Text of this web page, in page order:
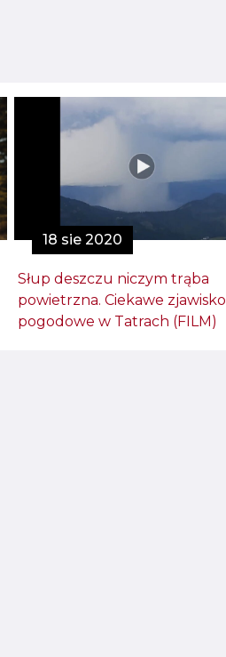
18 sie 2020
Słup deszczu niczym trąba
powietrzna. Ciekawe zjawisko
pogodowe w Tatrach (FILM)